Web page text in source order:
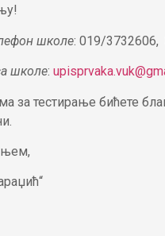
школе: 019/
школе:
за тестирање бићете